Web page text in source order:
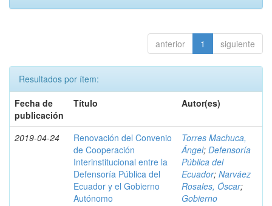
anterior 1 siguiente
Resultados por ítem:
Fecha de
publicación
Título Autor(es)
2019-04-24
Renovación del Convenio
de Cooperación
Interinstitucional entre la
Defensoría Pública del
Ecuador y el Gobierno
Autónomo
Torres Machuca,
Ángel; Defensoría
Pública del
Ecuador; Narváez
Rosales, Óscar;
Gobierno